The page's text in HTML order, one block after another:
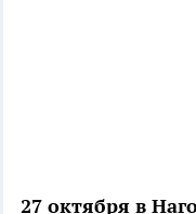
27 октября в